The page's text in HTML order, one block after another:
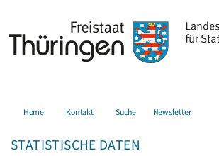
Home Kontakt Suche Newsletter
STATISTISCHE DATEN